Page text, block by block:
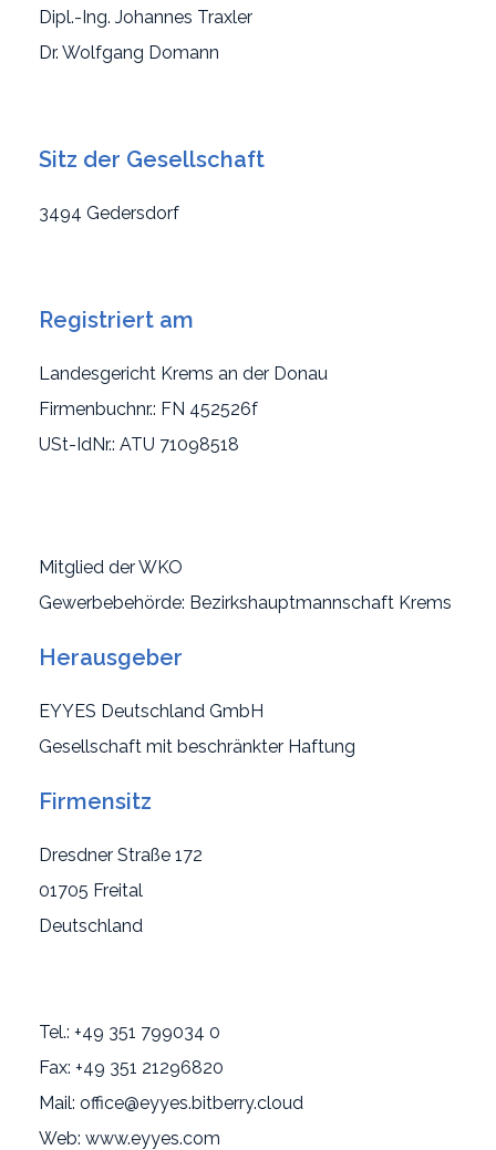
Dipl.-Ing. Johannes Traxler
Dr. Wolfgang Domann
Sitz der Gesellschaft
3494 Gedersdorf
Registriert am
Landesgericht Krems an der Donau
Firmenbuchnr.: FN 452526f
USt-IdNr.: ATU 71098518
Mitglied der WKO
Gewerbebehörde: Bezirkshauptmannschaft Krems
Herausgeber
EYYES Deutschland GmbH
Gesellschaft mit beschränkter Haftung
Firmensitz
Dresdner Straße 172
01705 Freital
Deutschland
Tel.: +49 351 799034 0
Fax: +49 351 21296820
Mail: office@eyyes.bitberry.cloud
Web: www.eyyes.com